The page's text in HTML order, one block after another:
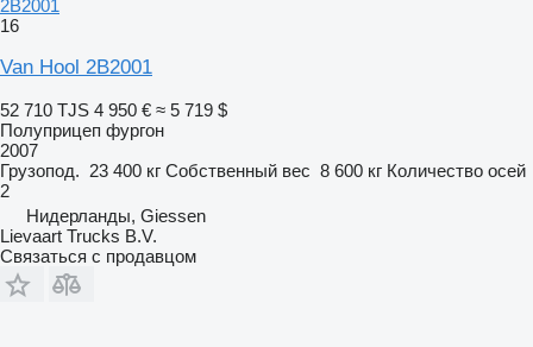
2B2001
16
Van Hool 2B2001
52 710 TJS 4 950 € ≈ 5 719 $
Полуприцеп фургон
2007
Грузопод. 23 400 кг Собственный вес 8 600 кг Количество осей
2
Нидерланды, Giessen
Lievaart Trucks B.V.
Связаться с продавцом